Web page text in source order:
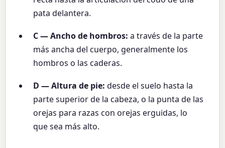
pata delantera.
C — Ancho de hombros: a través de la parte
más ancha del cuerpo, generalmente los
hombros o las caderas.
D — Altura de pie: desde el suelo hasta la
parte superior de la cabeza, o la punta de las
orejas para razas con orejas erguidas, lo
que sea más alto.